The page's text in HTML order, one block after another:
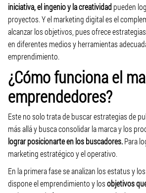
iniciativa, el ingenio y la creatividad pueden
proyectos. Y el marketing digital es el
alcanzar los objetivos, pues ofrece
en diferentes medios y herramientas
emprendimiento.
¿Cómo funciona el
emprendedores?
Este no solo trata de buscar estrategias de
más allá y busca consolidar la marca y los
lograr posicionarte en los buscadores.Para
marketing estratégico y el operativo.
En la primera fase se analizan los estatus y
dispone el emprendimiento y losobjetivos